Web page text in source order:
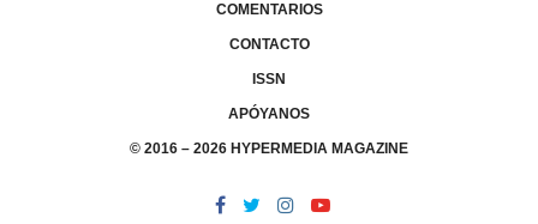
COMENTARIOS
CONTACTO
ISSN
APÓYANOS
© 2016 – 2026 HYPERMEDIA MAGAZINE